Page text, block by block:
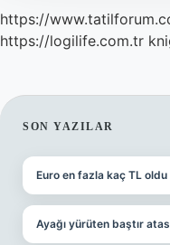
https://
https://logilife.com.tr
SIDEBAR
SON YAZILAR
Euro en fazla kaç TL oldu
Ayağı yürüten baştır